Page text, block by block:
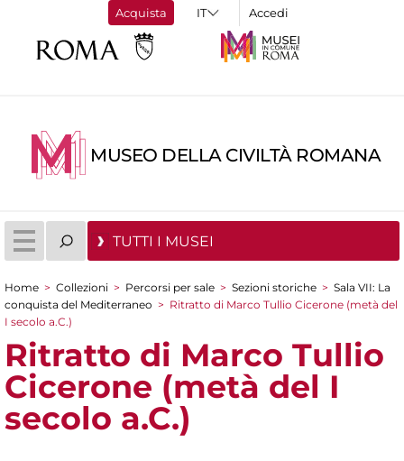
Acquista Accedi
MUSEO DELLA CIVILTÀ ROMANA
TUTTI I MUSEI
Tu sei qui
Home > Collezioni > Percorsi per sale > Sezioni storiche > Sala VII: La
conquista del Mediterraneo > Ritratto di Marco Tullio Cicerone (metà del
I secolo a.C.)
Ritratto di Marco Tullio
Cicerone (metà del I
secolo a.C.)